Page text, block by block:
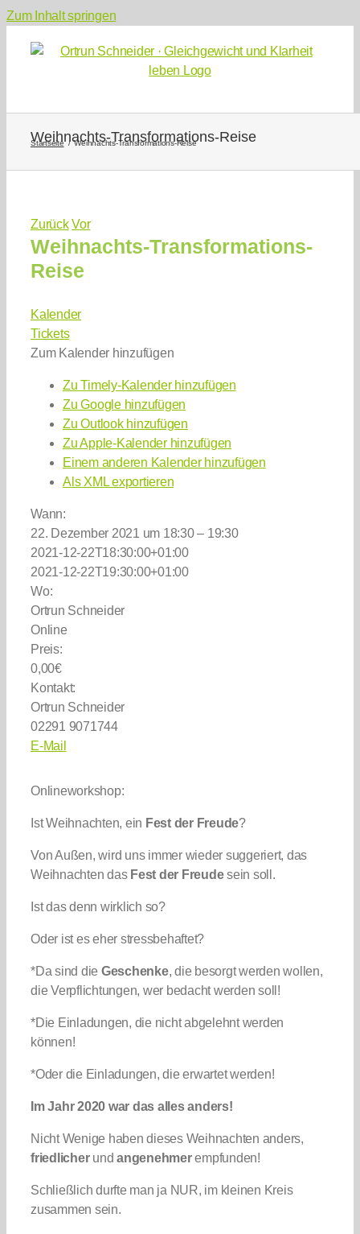
Zum Inhalt springen
Weihnachts-Transformations-Reise
Startseite Weihnachts-Transformations-Reise
Zurück Vor
Weihnachts-Transformations-
Reise
Kalender
Tickets
Zum Kalender hinzufügen
Zu Timely-Kalender hinzufügen
Zu Google hinzufügen
Zu Outlook hinzufügen
Zu Apple-Kalender hinzufügen
Einem anderen Kalender hinzufügen
Als XML exportieren
Wann:
22. Dezember 2021 um 18:30 – 19:30
2021-12-22T18:30:00+01:00
2021-12-22T19:30:00+01:00
Wo:
Ortrun Schneider
Online
Preis:
0,00€
Kontakt:
Ortrun Schneider
02291 9071744
E-Mail
Onlineworkshop:
Ist Weihnachten, ein Fest der Freude?
Von Außen, wird uns immer wieder suggeriert, das
Weihnachten das Fest der Freudesein soll.
Ist das denn wirklich so?
Oder ist es eher stressbehaftet?
*Da sind die Geschenke, die besorgt werden wollen,
die Verpflichtungen, wer bedacht werden soll!
*Die Einladungen, die nicht abgelehnt werden
können!
*Oder die Einladungen, die erwartet werden!
Im Jahr 2020 war das alles anders!
Nicht Wenige haben dieses Weihnachten anders,
friedlicher und angenehmerempfunden!
Schließlich durfte man ja NUR, im kleinen Kreis
zusammen sein.